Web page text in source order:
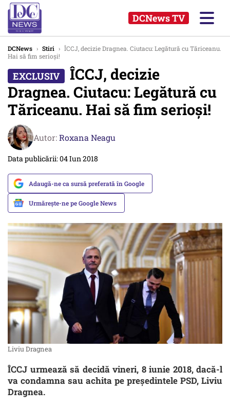
DCNews TV
DCNews › Stiri › ÎCCJ, decizie Dragnea. Ciutacu: Legătură cu Tăriceanu.
Hai să fim serioși!
ÎCCJ, decizie
Dragnea. Ciutacu: Legătură cu
Tăriceanu. Hai să fim serioși!
Autor:Roxana Neagu
Data publicării: 04 Iun 2018
Adaugă-ne ca sursă preferată în Google
Urmărește-ne pe Google News
Liviu Dragnea
ÎCCJ urmează să decidă vineri, 8 iunie 2018, dacă-l
va condamna sau achita pe președintele PSD, Liviu
Dragnea.